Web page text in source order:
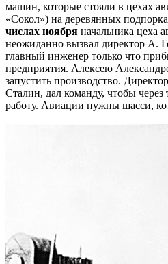
машин, которые стояли в цехах
«Сокол») на деревянных
числах ноября начальника цеха
неожиданно вызвал директор А.
главный инженер только что
предприятия. Алексею
запустить производство.
Сталин, дал команду, чтобы через
работу. Авиации нужны шасси,